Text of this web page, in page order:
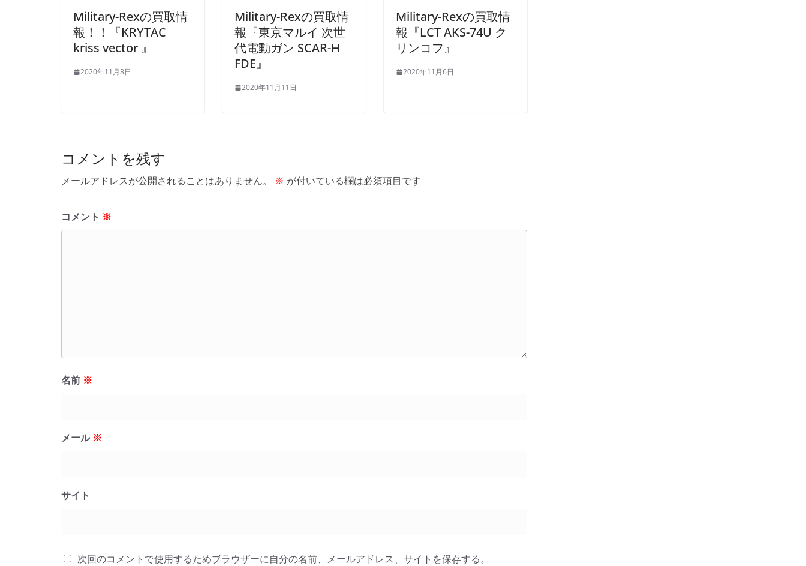
Military-Rexの買取情
報！！『KRYTAC
kriss vector 』
2020年11月8日
Military-Rexの買取情
報『東京マルイ 次世
代電動ガン SCAR-H
FDE』
2020年11月11日
Military-Rexの買取情
報『LCT AKS-74U ク
リンコフ』
2020年11月6日
コメントを残す
メールアドレスが公開されることはありません。 ※ が付いている欄は必須項目です
コメント ※
名前 ※
メール ※
サイト
次回のコメントで使用するためブラウザーに自分の名前、メールアドレス、サイトを保存する。